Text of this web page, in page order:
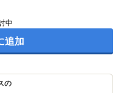
中
追加
の